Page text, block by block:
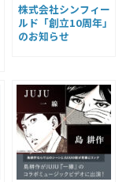
株式会社シンフィー
ルド 「創立10周年」
のお知らせ